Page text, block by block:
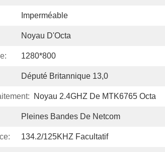
Imperméable
Noyau D'Octa
1280*800
Député Britannique 13,0
Noyau 2.4GHZ De MTK6765 Octa
Pleines Bandes De Netcom
134.2/125KHZ Facultatif